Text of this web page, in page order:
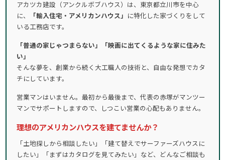
アカツカ建設（アンクルボブハウス）は、東京都立川市を中心
に、
「輸入住宅・アメリカンハウス」 に特化した家づくりをして
いる工務店です。
「普通の家じゃつまらない」「映画に出てくるような家に住みた
い」
そんな夢を、創業から続く大工職人の技術と、自由な発想でカタ
チにしています。
営業マンはいません。最初から最後まで、代表の赤塚がマンツー
マンでサポートしますので、しつこい営業の心配もありません。
理想のアメリカンハウスを建てませんか？
「土地探しから相談したい」「建て替えでサーファーズハウスに
したい」「まずはカタログを見てみたい」など、どんなご相談も